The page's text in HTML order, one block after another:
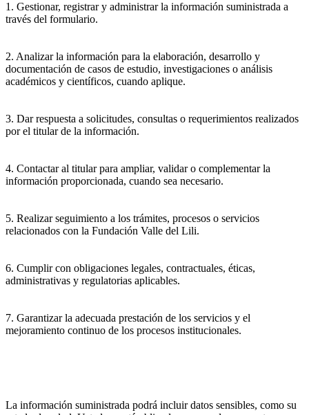
1. Gestionar, registrar y administrar la información suministrada a
través del formulario.
2. Analizar la información para la elaboración, desarrollo y
documentación de casos de estudio, investigaciones o análisis
académicos y científicos, cuando aplique.
3. Dar respuesta a solicitudes, consultas o requerimientos realizados
por el titular de la información.
4. Contactar al titular para ampliar, validar o complementar la
información proporcionada, cuando sea necesario.
5. Realizar seguimiento a los trámites, procesos o servicios
relacionados con la Fundación Valle del Lili.
6. Cumplir con obligaciones legales, contractuales, éticas,
administrativas y regulatorias aplicables.
7. Garantizar la adecuada prestación de los servicios y el
mejoramiento continuo de los procesos institucionales.
La información suministrada podrá incluir datos sensibles, como su